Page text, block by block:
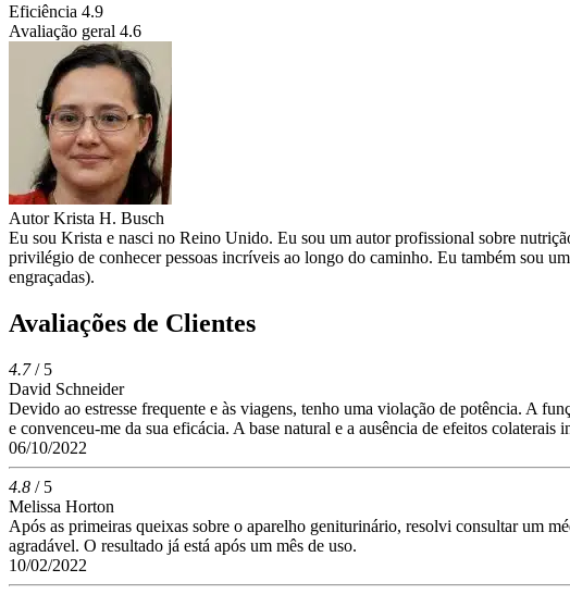
Eficiência 4.9
Avaliação geral 4.6
Autor Krista H. Busch
Eu sou Krista e nasci no Reino Unido. Eu sou um autor profissional sobre
privilégio de conhecer pessoas incríveis ao longo do caminho. Eu também sou
engraçadas).
Avaliações de Clientes
4.7/ 5
David Schneider
Devido ao estresse frequente e às viagens, tenho uma violação de potência. A
e convenceu-me da sua eficácia. A base natural e a ausência de efeitos
06/10/2022
4.8 / 5
Melissa Horton
Após as primeiras queixas sobre o aparelho geniturinário, resolvi consultar um
agradável. O resultado já está após um mês de uso.
10/02/2022